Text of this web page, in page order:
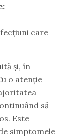
care
și, în
o atenție
să
Este
simptomele